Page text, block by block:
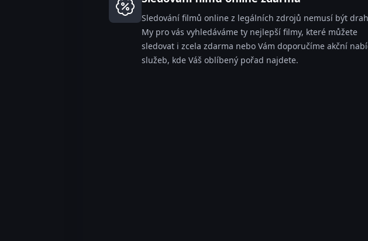
Sledování filmů online z legálních zdrojů nemusí být
My pro vás vyhledáváme ty nejlepší filmy, které můžete
sledovat i zcela zdarma nebo Vám doporučíme akční
služeb, kde Váš oblíbený pořad najdete.